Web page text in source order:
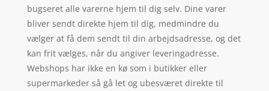
bugseret alle varerne hjem til dig selv. Dine varer
bliver sendt direkte hjem til dig, medmindre du
vælger at få dem sendt til din arbejdsadresse, og det
kan frit vælges, når du angiver leveringadresse.
Webshops har ikke en kø som i butikker eller
supermarkeder så gå let og ubesværet direkte til